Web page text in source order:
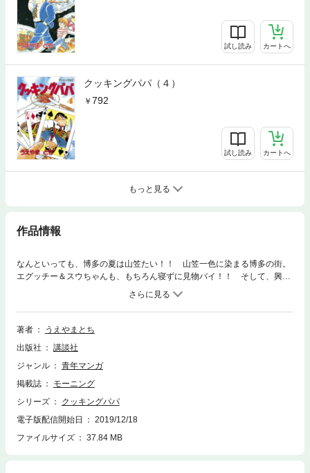
試し読み カートへ
クッキングパパ（４）
792
試し読み カートへ
もっと見る
作品情報
なんといっても、博多の夏は山笠たい！！ 山笠一色に染まる博多の街。
エグッチー＆スウちゃんも、もちろん寝ずに見物バイ！！ そして、興奮
冷めやらぬ二人に、早朝出会った荒岩が極上の「朝食」をプレゼント！？
第115巻のメニュー……納豆粥＆納豆炊き込みご飯／ホロホロ鳥のロー
スト／タバスコカレー／タジンカレー／フルーツカレー／盆タラ／夏の牛
丼／かきたま汁／サバ水煮／シシリアンライス
著者
うえやまとち
出版社
講談社
ジャンル
青年マンガ
掲載誌
モーニング
シリーズ
クッキングパパ
電子版配信開始日
2019/12/18
ファイルサイズ
37.84 MB